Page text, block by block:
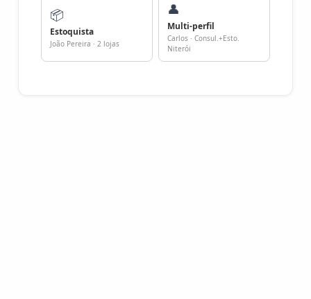
📦
Estoquista
João Pereira · 2 lojas
👤
Multi-perfil
Carlos · Consul.+Esto.
Niterói